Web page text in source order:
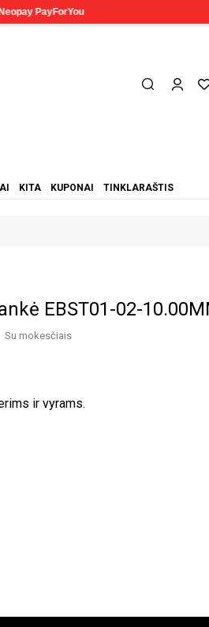
KITA KUPONAI TINKLARAŠTIS
EBST01-02-
Su mokesčiais
ir vyrams.